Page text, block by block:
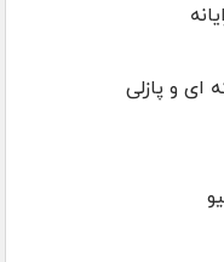
ای و پازلی